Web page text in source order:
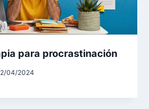
para procrastinación
04/2024